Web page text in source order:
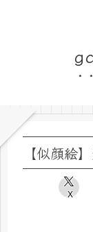
【似顔絵
X